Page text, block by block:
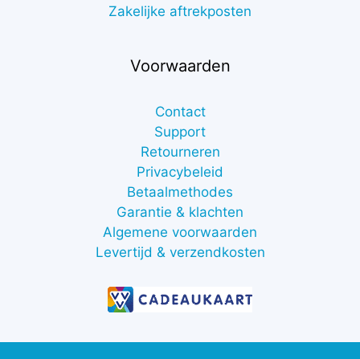
Zakelijke aftrekposten
Voorwaarden
Contact
Support
Retourneren
Privacybeleid
Betaalmethodes
Garantie & klachten
Algemene voorwaarden
Levertijd & verzendkosten